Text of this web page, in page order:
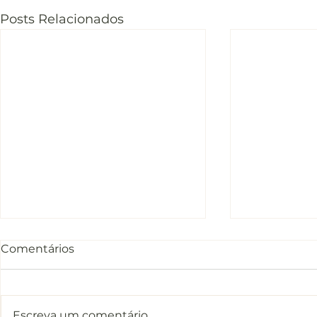
Posts Relacionados
Comentários